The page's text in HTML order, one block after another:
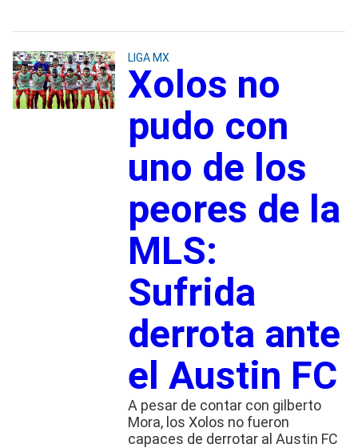
LIGA MX
Xolos no
pudo con
uno de los
peores de la
MLS:
Sufrida
derrota ante
el Austin FC
A pesar de contar con gilberto
Mora, los Xolos no fueron
capaces de derrotar al Austin FC